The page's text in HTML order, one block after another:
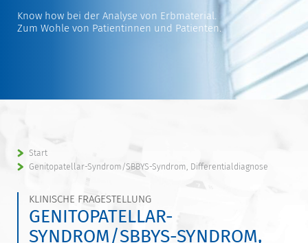
Know how bei der Analyse von Erbmaterial.
Zum Wohle von Patientinnen und Patienten.
Start
Genitopatellar-Syndrom/SBBYS-Syndrom, Differentialdiagnose
KLINISCHE FRAGESTELLUNG
GENITOPATELLAR-
SYNDROM/SBBYS-SYNDROM,